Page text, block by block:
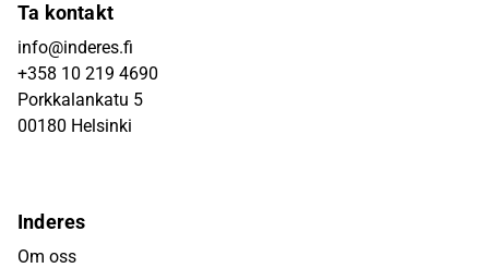
Ta kontakt
info@inderes.fi
+358 10 219 4690
Porkkalankatu 5
00180 Helsinki
Inderes
Om oss